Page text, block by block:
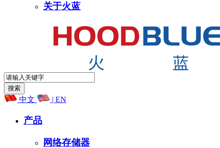
关于火蓝
中文 | EN
产品
网络存储器